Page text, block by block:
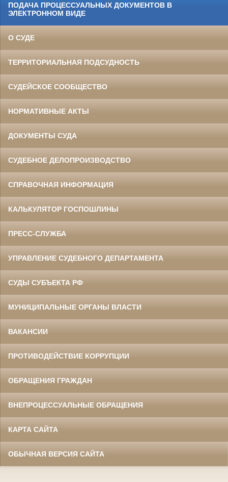
ПОДАЧА ПРОЦЕССУАЛЬНЫХ ДОКУМЕНТОВ В
ЭЛЕКТРОННОМ ВИДЕ
О СУДЕ
ТЕРРИТОРИАЛЬНАЯ ПОДСУДНОСТЬ
СУДЕЙСКОЕ СООБЩЕСТВО
НОРМАТИВНЫЕ АКТЫ
ДОКУМЕНТЫ СУДА
СУДЕБНОЕ ДЕЛОПРОИЗВОДСТВО
СПРАВОЧНАЯ ИНФОРМАЦИЯ
КАЛЬКУЛЯТОР ГОСПОШЛИНЫ
ПРЕСС-СЛУЖБА
УПРАВЛЕНИЕ СУДЕБНОГО ДЕПАРТАМЕНТА
СУДЫ СУБЪЕКТА РФ
МУНИЦИПАЛЬНЫЕ ОРГАНЫ ВЛАСТИ
ВАКАНСИИ
ПРОТИВОДЕЙСТВИЕ КОРРУПЦИИ
ОБРАЩЕНИЯ ГРАЖДАН
ВНЕПРОЦЕССУАЛЬНЫЕ ОБРАЩЕНИЯ
КАРТА САЙТА
ОБЫЧНАЯ ВЕРСИЯ САЙТА